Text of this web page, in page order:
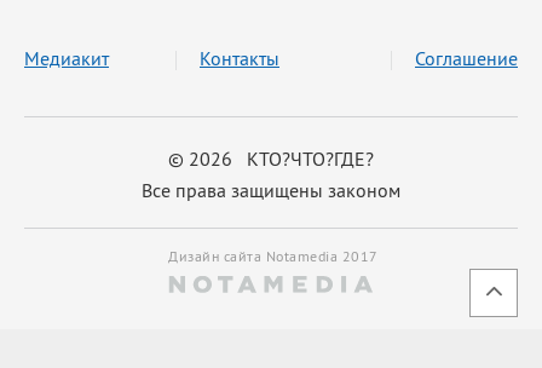
© 2026 КТО?ЧТО?ГДЕ?
Все права защищены законом
Медиакит Контакты Соглашение
Дизайн сайта Notamedia 2017